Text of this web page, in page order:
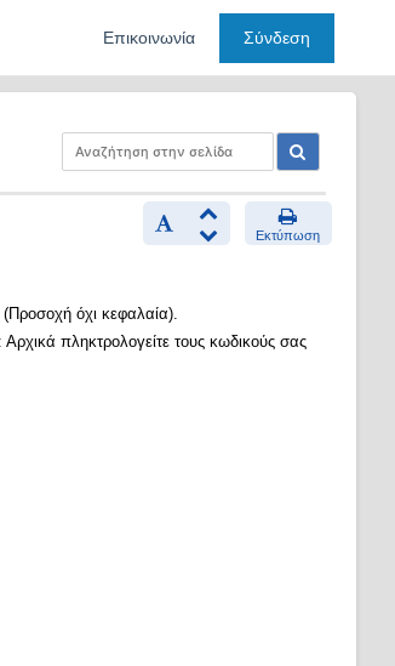
Επικοινωνία Σύνδεση
Εκτύπωση
(Προσοχή όχι κεφαλαία).
πληκτρολογείτε τους κωδικούς σας